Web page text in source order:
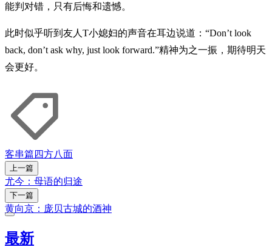
能判对错，只有后悔和遗憾。
此时似乎听到友人T小媳妇的声音在耳边说道：“Don’t look
back, don’t ask why, just look forward.”精神为之一振，期待明天
会更好。
客串篇 四方八面
上一篇
尤今：母语的归途
下一篇
黄向京：庞贝古城的酒神
最新